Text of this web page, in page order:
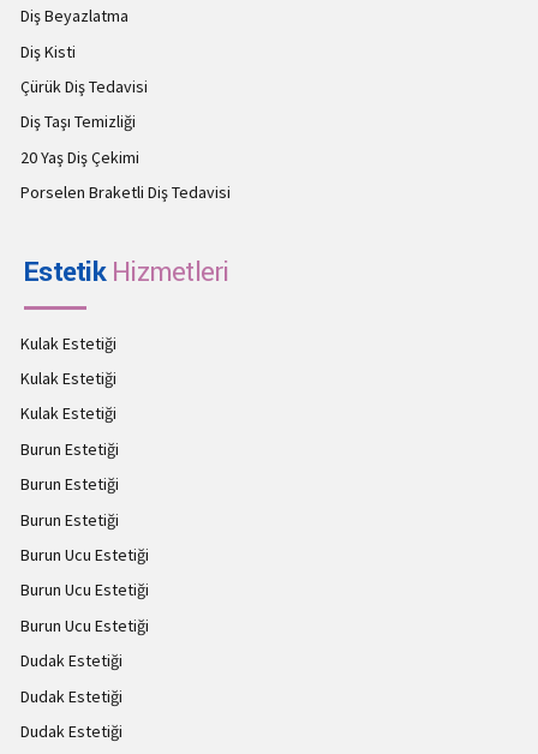
Diş Beyazlatma
Diş Kisti
Çürük Diş Tedavisi
Diş Taşı Temizliği
20 Yaş Diş Çekimi
Porselen Braketli Diş Tedavisi
Estetik Hizmetleri
Kulak Estetiği
Kulak Estetiği
Kulak Estetiği
Burun Estetiği
Burun Estetiği
Burun Estetiği
Burun Ucu Estetiği
Burun Ucu Estetiği
Burun Ucu Estetiği
Dudak Estetiği
Dudak Estetiği
Dudak Estetiği